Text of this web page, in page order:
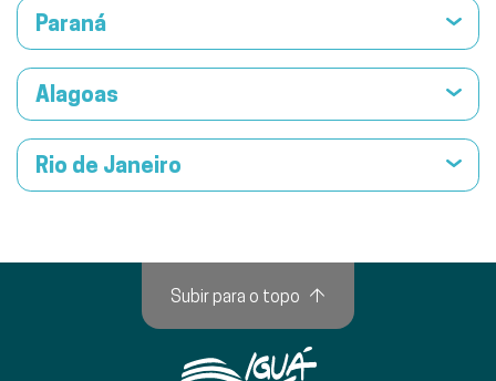
Paraná
Alagoas
Rio de Janeiro
Subir para o topo ↑